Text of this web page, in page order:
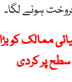
ممالک کو